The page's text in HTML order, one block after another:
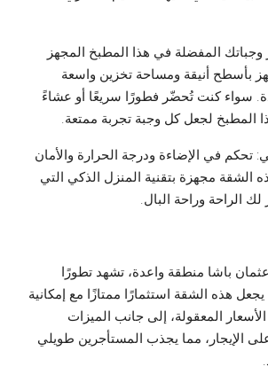
المفضلة في هذا المطبخ المجهز
بأسطح أنيقة ومساحة تخزين واسعة
سواء كنت تُحضّر فطورًا سريعًا أو عشاءً
المطبخ لجعل كل وجبة تجربة ممتعة.
تحكم في الإضاءة ودرجة الحرارة والأمان
الشقة مجهزة بتقنية المنزل الذكي التي
الراحة وراحة البال.
باشا منطقة واعدة، تشهد تطورًا
يجعل هذه الشقة استثمارًا ممتازًا مع إمكانية
المعقولة، إلى جانب الميزات
على الإيجار، مما يجذب المستأجرين طويلي